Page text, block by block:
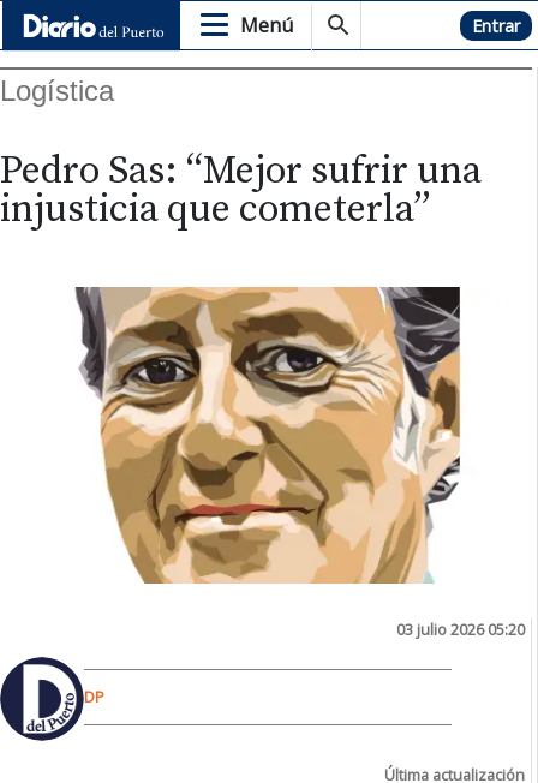
Menú Hemeroteca Entrar
Logística
Pedro Sas: “Mejor sufrir una
injusticia que cometerla”
03 julio 2026 05:20
DP
Última actualización